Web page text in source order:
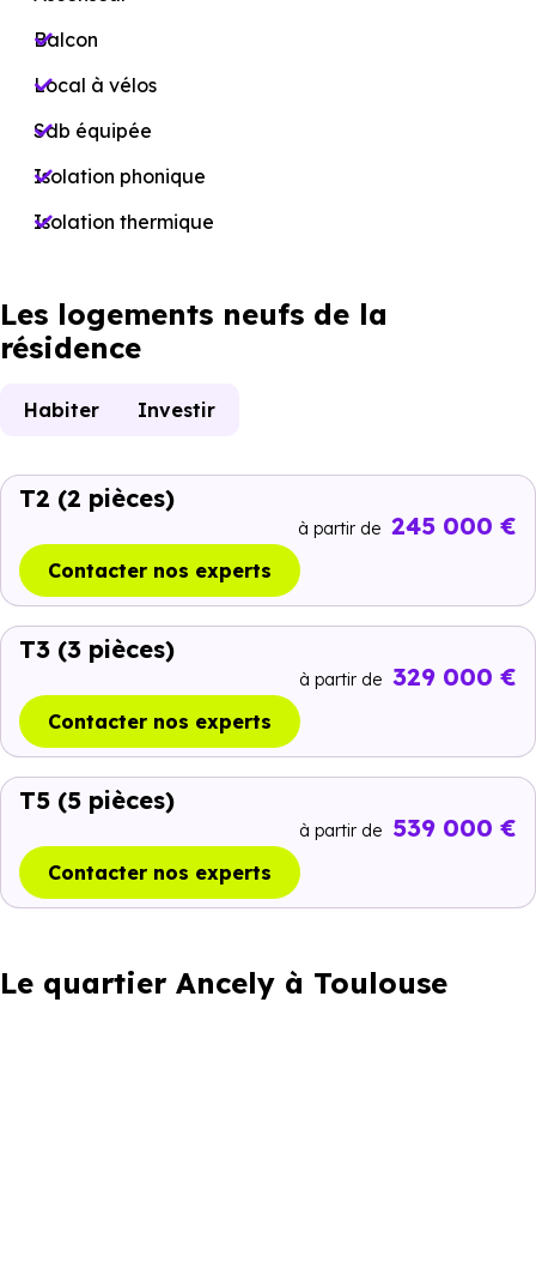
Balcon
Local à vélos
Sdb équipée
Isolation phonique
Isolation thermique
Les logements neufs de la
résidence
Habiter Investir
T2 (2 pièces)
à partir de 245 000 €
Contacter nos experts
T3 (3 pièces)
à partir de 329 000 €
Contacter nos experts
T5 (5 pièces)
à partir de 539 000 €
Contacter nos experts
Le quartier Ancely à Toulouse